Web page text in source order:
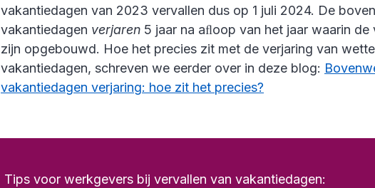
vakantiedagen van 2023 vervallen dus op 1 juli 2024. De
vakantiedagen verjaren 5 jaar na aﬂoop van het jaar waarin de
zijn opgebouwd. Hoe het precies zit met de verjaring van
vakantiedagen, schreven we eerder over in deze blog:
vakantiedagen verjaring: hoe zit het precies?
Tips voor werkgevers bij vervallen van vakantiedagen: